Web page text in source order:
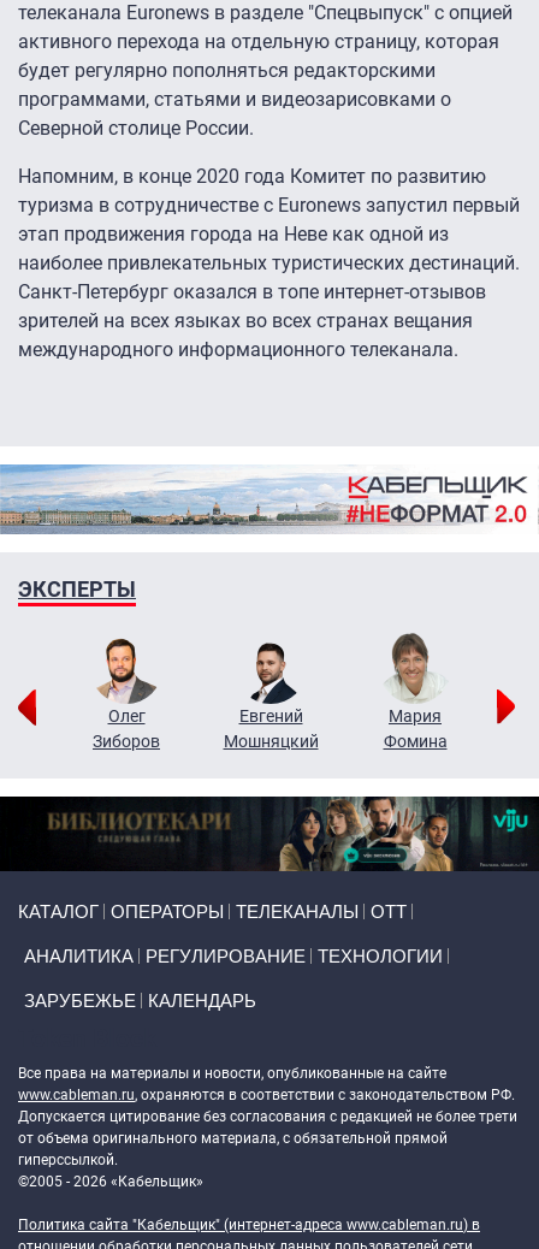
телеканала Euronews в разделе "Спецвыпуск" с опцией
активного перехода на отдельную страницу, которая
будет регулярно пополняться редакторскими
программами, статьями и видеозарисовками о
Северной столице России.
Напомним, в конце 2020 года Комитет по развитию
туризма в сотрудничестве с Euronews запустил первый
этап продвижения города на Неве как одной из
наиболее привлекательных туристических дестинаций.
Санкт-Петербург оказался в топе интернет-отзывов
зрителей на всех языках во всех странах вещания
международного информационного телеканала.
ЭКСПЕРТЫ
Олег
Зиборов
Евгений
Мошняцкий
Мария
Фомина
КАТАЛОГ ОПЕРАТОРЫ ТЕЛЕКАНАЛЫ ОТТ
АНАЛИТИКА РЕГУЛИРОВАНИЕ ТЕХНОЛОГИИ
ЗАРУБЕЖЬЕ КАЛЕНДАРЬ
Все права на материалы и новости, опубликованные на сайте
www.cableman.ru, охраняются в соответствии с законодательством РФ.
Допускается цитирование без согласования с редакцией не более трети
от объема оригинального материала, с обязательной прямой
гиперссылкой.
©2005 - 2026 «Кабельщик»
Политика сайта "Кабельщик" (интернет-адреса www.cableman.ru) в